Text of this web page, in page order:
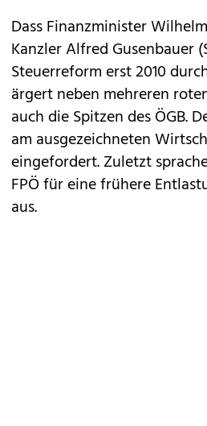
Dass Finanzminister
Kanzler Alfred Gusenbauer
Steuerreform erst 2010
ärgert neben mehreren
auch die Spitzen des ÖGB.
am ausgezeichneten
eingefordert. Zuletzt
FPÖ für eine frühere
aus.